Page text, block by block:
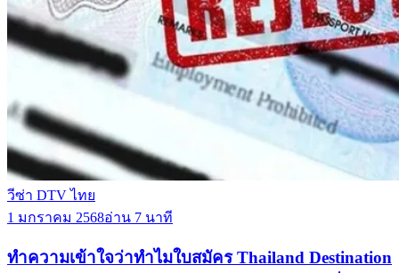
วีซ่า DTV ไทย
1 มกราคม 2568อ่าน 7 นาที
ทำความเข้าใจว่าทำไมใบสมัคร Thailand Destination